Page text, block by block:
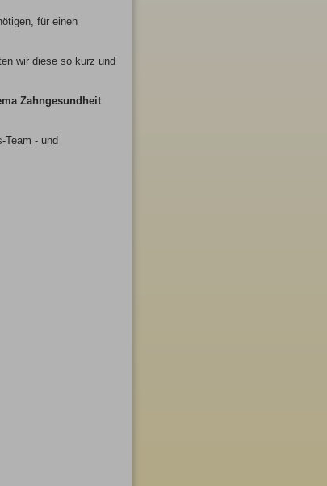
für einen
wir diese so kurz und
Zahngesundheit
Team - und